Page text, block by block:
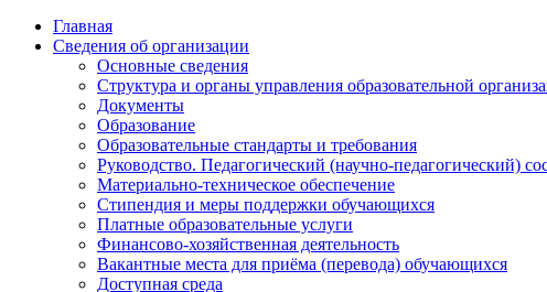
Главная
Сведения об организации
Основные сведения
Структура и органы управления образовательной
Документы
Образование
Образовательные стандарты и требования
Руководство. Педагогический (научно-педагогический)
Материально-техническое обеспечение
Стипендия и меры поддержки обучающихся
Платные образовательные услуги
Финансово-хозяйственная деятельность
Вакантные места для приёма (перевода) обучающихся
Доступная среда